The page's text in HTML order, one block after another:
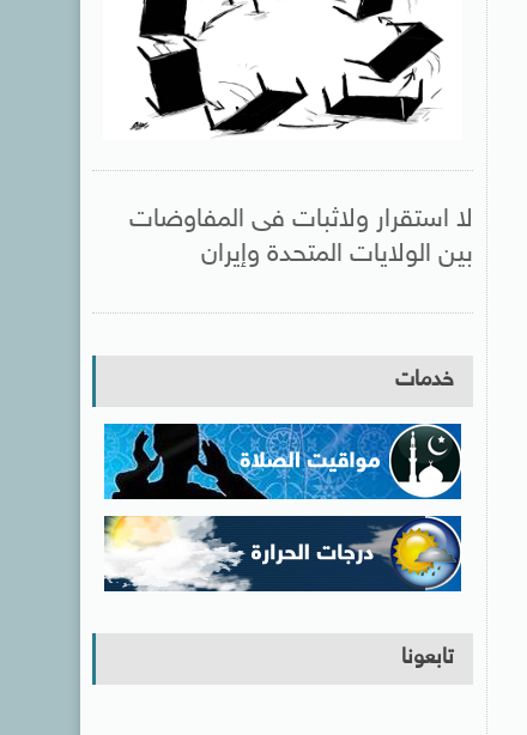
لا استقرار ولاثبات فى المفاوضات
بين الولايات المتحدة وإيران
خدمات
تابعونا